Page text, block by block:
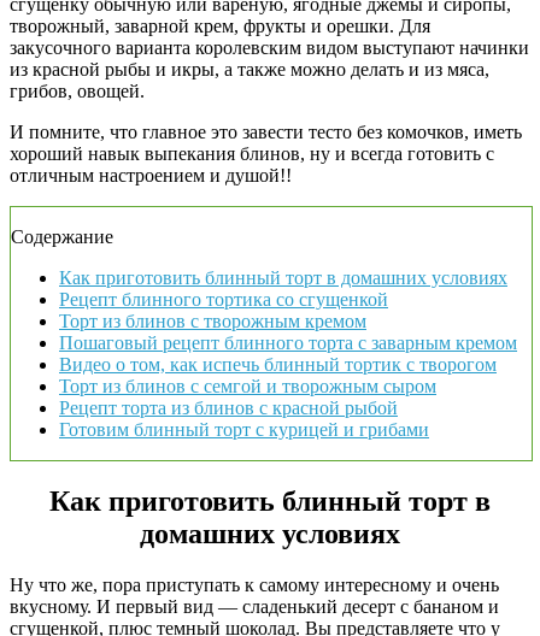
сгущенку обычную или вареную, ягодные джемы и сиропы,
творожный, заварной крем, фрукты и орешки. Для
закусочного варианта королевским видом выступают начинки
из красной рыбы и икры, а также можно делать и из мяса,
грибов, овощей.
И помните, что главное это завести тесто без комочков, иметь
хороший навык выпекания блинов, ну и всегда готовить с
отличным настроением и душой!!
Содержание
Как приготовить блинный торт в домашних условиях
Рецепт блинного тортика со сгущенкой
Торт из блинов с творожным кремом
Пошаговый рецепт блинного торта с заварным кремом
Видео о том, как испечь блинный тортик с творогом
Торт из блинов с семгой и творожным сыром
Рецепт торта из блинов с красной рыбой
Готовим блинный торт с курицей и грибами
Как приготовить блинный торт в
домашних условиях
Ну что же, пора приступать к самому интересному и очень
вкусному. И первый вид — сладенький десерт с бананом и
сгущенкой, плюс темный шоколад. Вы представляете что у